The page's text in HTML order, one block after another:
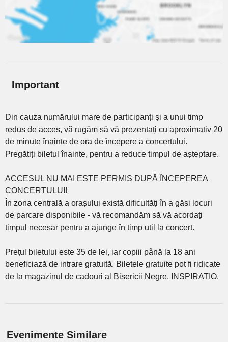
Important
Din cauza numărului mare de participanți și a unui timp
redus de acces, vă rugăm să vă prezentați cu aproximativ 20
de minute înainte de ora de începere a concertului.
Pregătiți biletul înainte, pentru a reduce timpul de așteptare.
ACCESUL NU MAI ESTE PERMIS DUPĂ ÎNCEPEREA
CONCERTULUI!
În zona centrală a orașului există dificultăți în a găsi locuri
de parcare disponibile - vă recomandăm să vă acordați
timpul necesar pentru a ajunge în timp util la concert.
Prețul biletului este 35 de lei, iar copiii până la 18 ani
beneficiază de intrare gratuită. Biletele gratuite pot fi ridicate
de la magazinul de cadouri al Bisericii Negre, INSPIRATIO.
Evenimente Similare